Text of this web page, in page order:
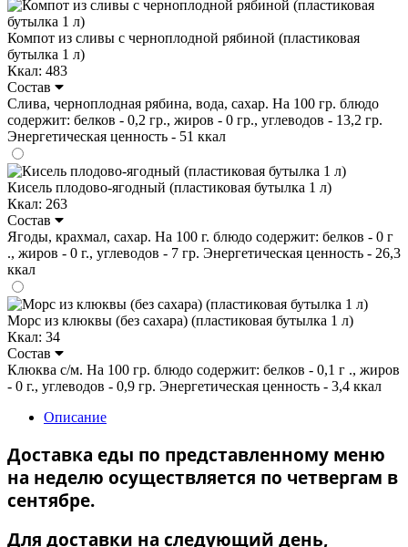
Компот из сливы с черноплодной рябиной (пластиковая
бутылка 1 л)
Ккал: 483
Состав
Слива, черноплодная рябина, вода, сахар. На 100 гр. блюдо
содержит: белков - 0,2 гр., жиров - 0 гр., углеводов - 13,2 гр.
Энергетическая ценность - 51 ккал
Кисель плодово-ягодный (пластиковая бутылка 1 л)
Ккал: 263
Состав
Ягоды, крахмал, сахар. На 100 г. блюдо содержит: белков - 0 г
., жиров - 0 г., углеводов - 7 гр. Энергетическая ценность - 26,3
ккал
Морс из клюквы (без сахара) (пластиковая бутылка 1 л)
Ккал: 34
Состав
Клюква с/м. На 100 гр. блюдо содержит: белков - 0,1 г ., жиров
- 0 г., углеводов - 0,9 гр. Энергетическая ценность - 3,4 ккал
Описание
Доставка еды по представленному меню
на неделю осуществляется по четвергам в
сентябре.
Для доставки на следующий день,